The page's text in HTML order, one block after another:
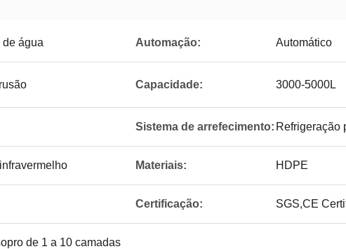
de água Automação: Automático
Capacidade: 3000-5000L
Sistema de arrefecimento: Refrigeração
Materiais: HDPE
Certificação: SGS,CE
de 1 a 10 camadas